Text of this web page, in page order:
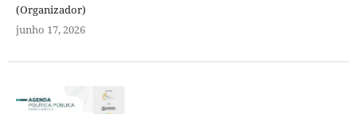
(Organizador)
junho 17, 2026